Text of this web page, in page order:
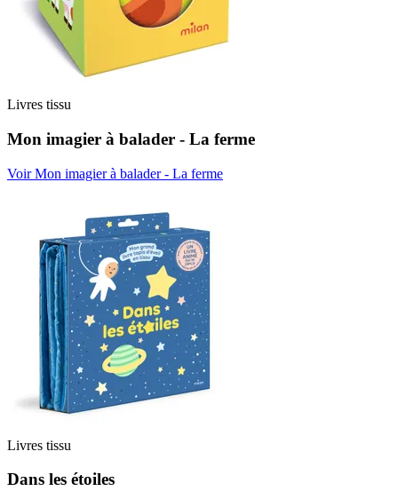
Livres tissu
Mon imagier à balader - La ferme
Voir Mon imagier à balader - La ferme
Livres tissu
Dans les étoiles